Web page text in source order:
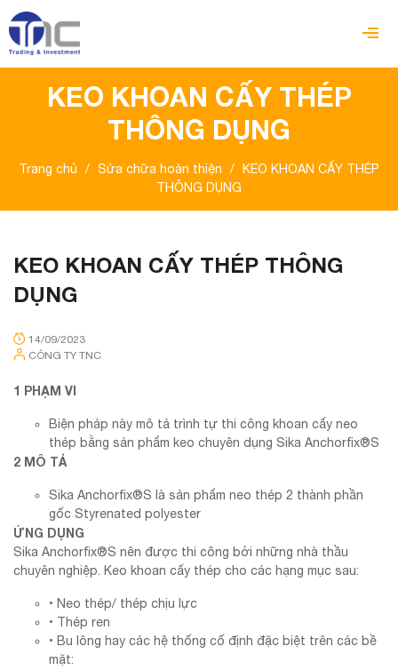
KEO KHOAN CẤY THÉP
THÔNG DỤNG
Trang chủ / Sửa chữa hoàn thiện /
KEO KHOAN CẤY THÉP
THÔNG DỤNG
KEO KHOAN CẤY THÉP THÔNG
DỤNG
14/09/2023
CÔNG TY TNC
1 PHẠM VI
Biện pháp này mô tả trình tự thi công khoan cấy neo
thép bằng sản phẩm keo chuyên dụng Sika Anchorfix®S
2 MÔ TẢ
Sika Anchorfix®S là sản phẩm neo thép 2 thành phần
gốc Styrenated polyester
ỨNG DỤNG
Sika Anchorfix®S nên được thi công bởi những nhà thầu
chuyên nghiệp. Keo khoan cấy thép cho các hạng mục sau:
• Neo thép/ thép chịu lực
• Thép ren
• Bu lông hay các hệ thống cố định đặc biệt trên các bề
mặt: